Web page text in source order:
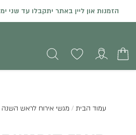
המחירים באתר כוללים מע"מ
עמוד הבית / מגשי אירוח לראש השנה